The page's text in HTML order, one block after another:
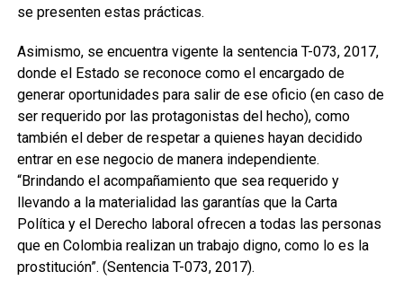
se presenten estas prácticas.
Asimismo, se encuentra vigente la sentencia T-073, 2017,
donde el Estado se reconoce como el encargado de
generar oportunidades para salir de ese oficio (en caso de
ser requerido por las protagonistas del hecho), como
también el deber de respetar a quienes hayan decidido
entrar en ese negocio de manera independiente.
“Brindando el acompañamiento que sea requerido y
llevando a la materialidad las garantías que la Carta
Política y el Derecho laboral ofrecen a todas las personas
que en Colombia realizan un trabajo digno, como lo es la
prostitución”. (Sentencia T-073, 2017).